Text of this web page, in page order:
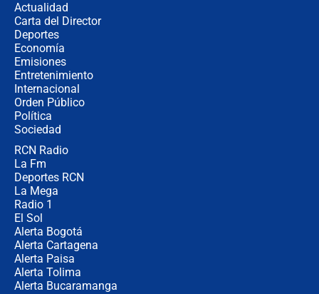
Actualidad
Carta del Director
Deportes
Economía
Emisiones
Entretenimiento
Internacional
Orden Público
Política
Sociedad
RCN Radio
La Fm
Deportes RCN
La Mega
Radio 1
El Sol
Alerta Bogotá
Alerta Cartagena
Alerta Paisa
Alerta Tolima
Alerta Bucaramanga